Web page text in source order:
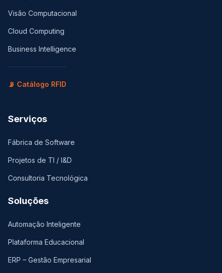
Visão Computacional
Cloud Computing
Business Intelligence
📡 Catálogo RFID
Serviços
Fábrica de Software
Projetos de TI / I&D
Consultoria Tecnológica
Soluções
Automação Inteligente
Plataforma Educacional
ERP – Gestão Empresarial